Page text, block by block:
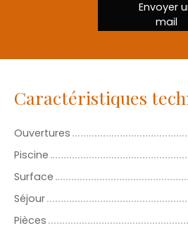
Envoyer
mail
Caractéristiques
Ouvertures
Piscine
Surface
Séjour
Pièces